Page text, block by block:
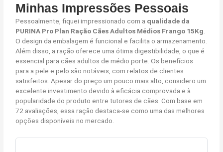
Minhas Impressões Pessoais
Pessoalmente, fiquei impressionado com a qualidade da
PURINA Pro Plan Ração Cães Adultos Médios Frango 15Kg
O design da embalagem é funcional e facilita o armazenamento.
Além disso, a ração oferece uma ótima digestibilidade, o que é
essencial para cães adultos de médio porte. Os benefícios
para a pele e pelo são notáveis, com relatos de clientes
satisfeitos. Apesar do preço um pouco mais alto, considero um
excelente investimento devido à eficácia comprovada e à
popularidade do produto entre tutores de cães. Com base em
72 avaliações, essa ração destaca-se como uma das melhores
opções disponíveis no mercado.